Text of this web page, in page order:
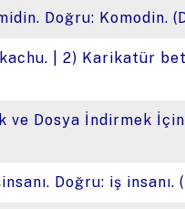
Doğru: Komodin.
| 2) Karikatür
ve Dosya İndirmek
Doğru: iş insanı.